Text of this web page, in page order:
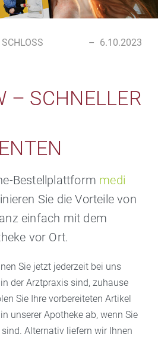
– 6.10.2023
– SCHNELLER
Bestellplattform medi
Sie die Vorteile von
einfach mit dem
vor Ort.
Sie jetzt jederzeit bei uns
der Arztpraxis sind, zuhause
Sie Ihre vorbereiteten Artikel
unserer Apotheke ab, wenn Sie
Alternativ liefern wir Ihnen